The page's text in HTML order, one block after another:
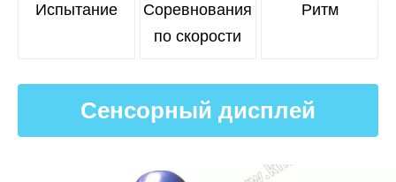
Испытание
Соревнования
по скорости
Ритм
Сенсорный дисплей